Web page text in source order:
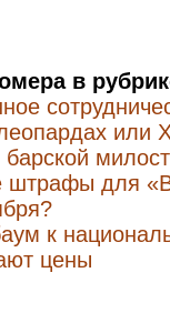
в
или
барской
штрафы для
к
цены